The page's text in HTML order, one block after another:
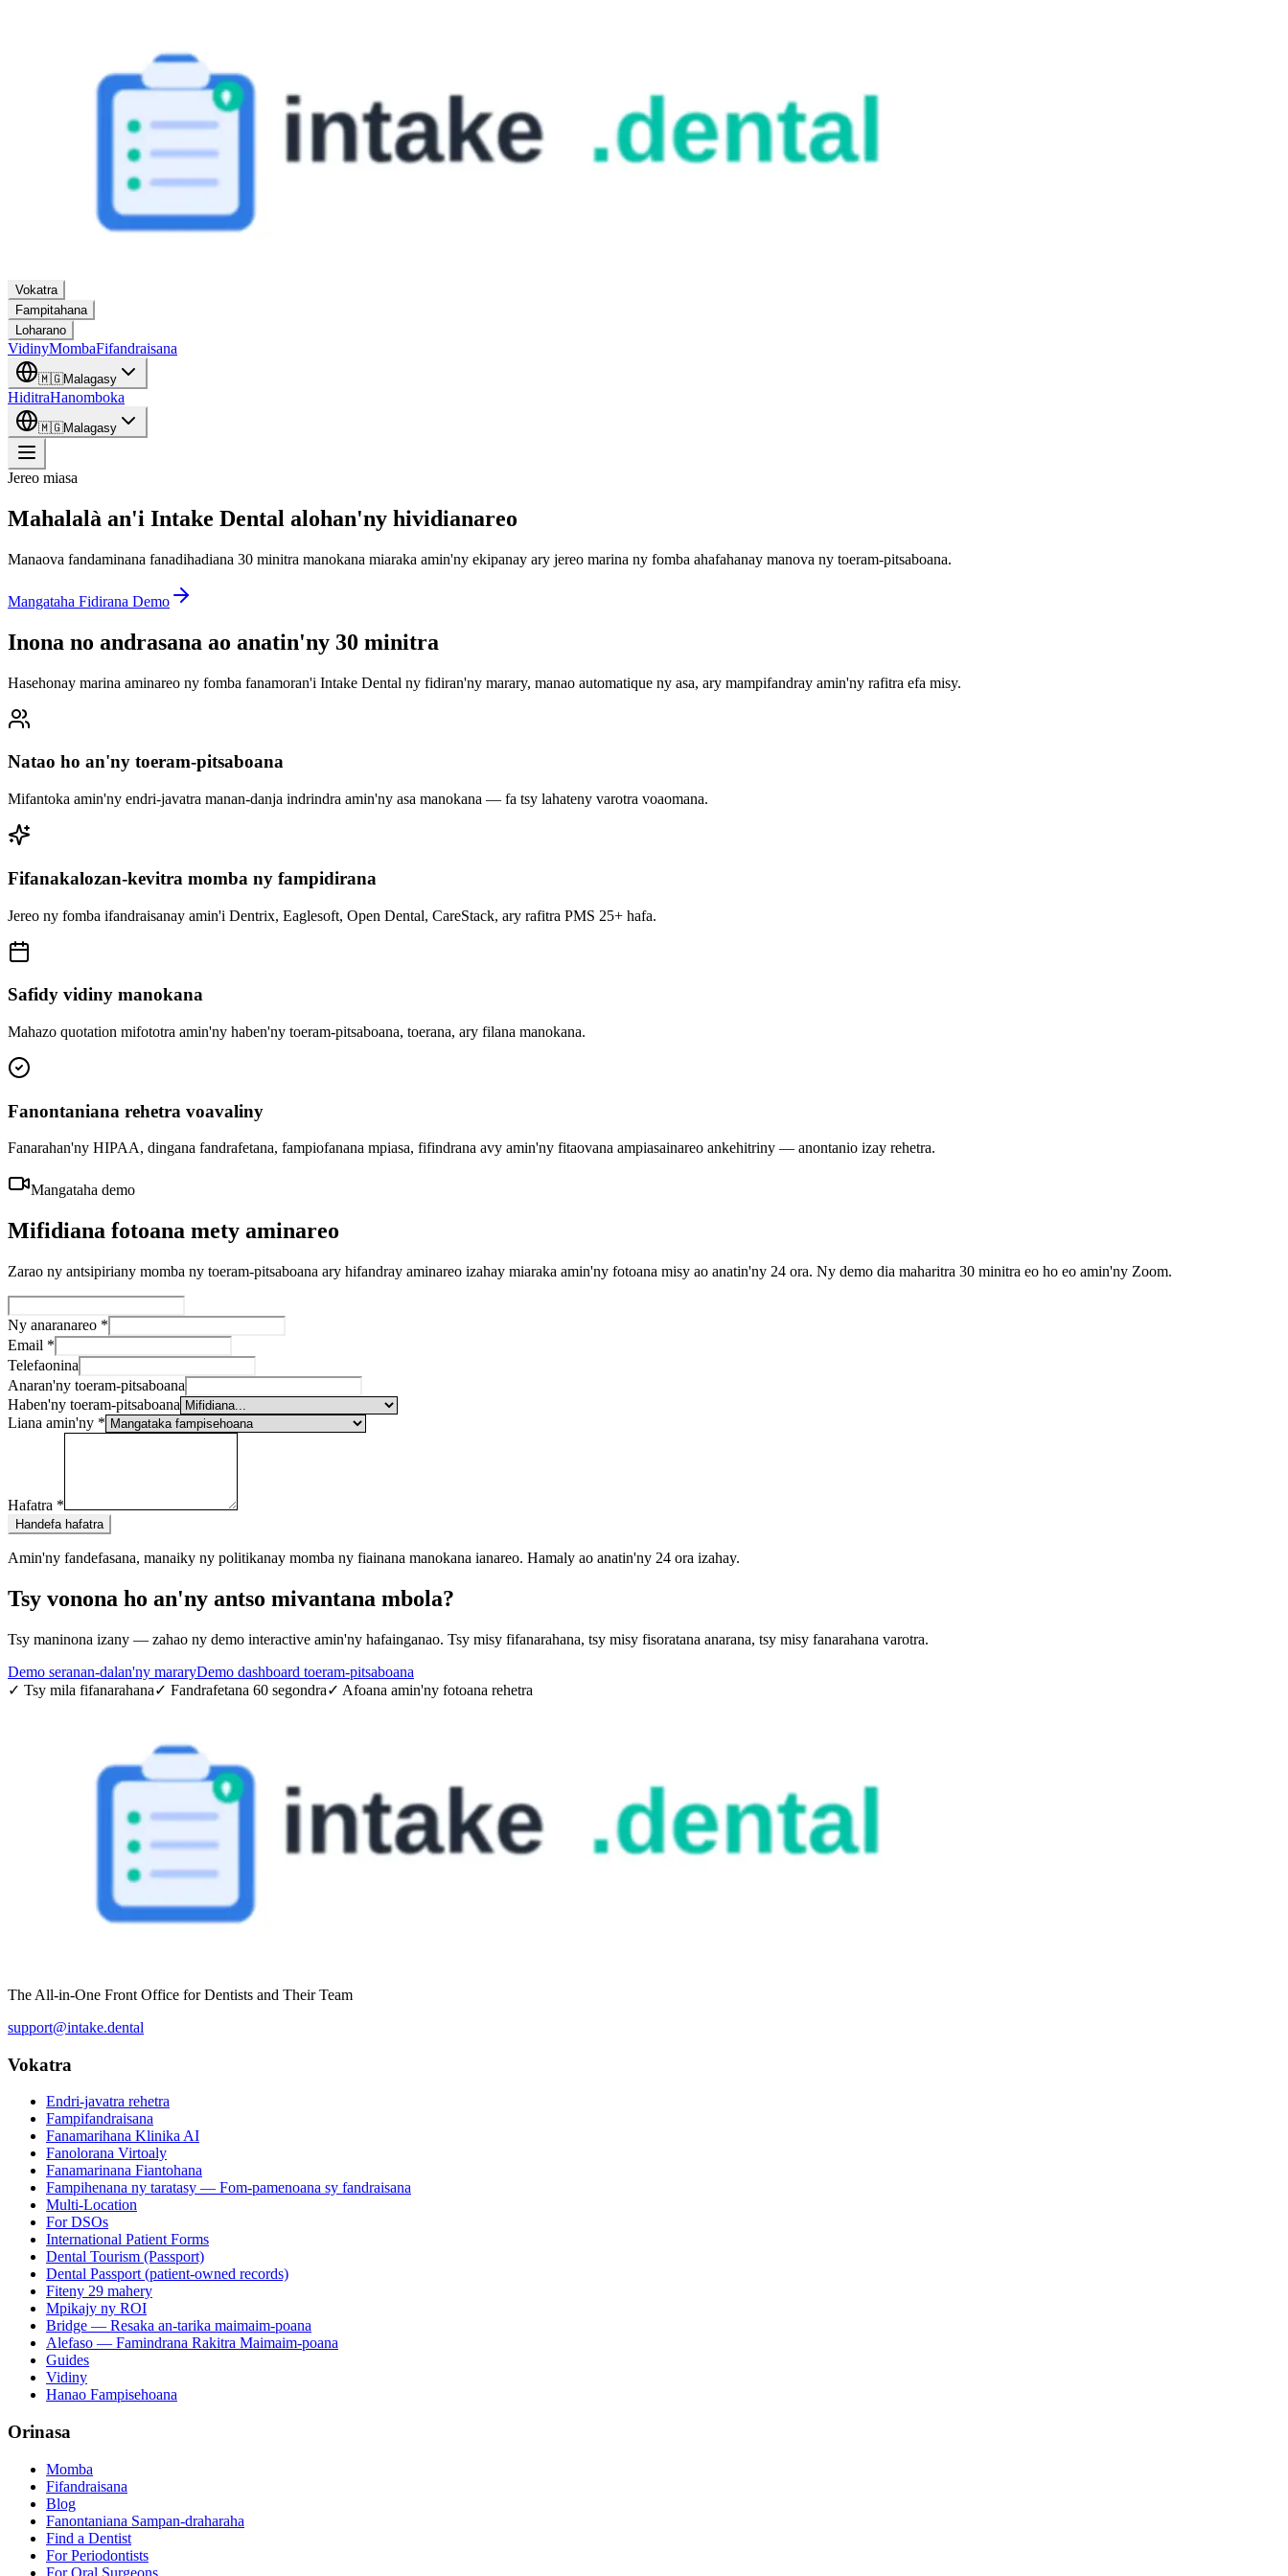
Vokatra
Fampitahana
Loharano
VidinyMombaFifandraisana
🇲🇬Malagasy
HiditraHanomboka
🇲🇬Malagasy
Jereo miasa
Mahalalà an'i Intake Dental alohan'ny hividianareo
Manaova fandaminana fanadihadiana 30 minitra manokana miaraka amin'ny ekipanay ary jereo marina ny fomba ahafahanay manova ny toeram-pitsaboana.
Mangataha Fidirana Demo
Inona no andrasana ao anatin'ny 30 minitra
Hasehonay marina aminareo ny fomba fanamoran'i Intake Dental ny fidiran'ny marary, manao automatique ny asa, ary mampifandray amin'ny rafitra efa misy.
Natao ho an'ny toeram-pitsaboana
Mifantoka amin'ny endri-javatra manan-danja indrindra amin'ny asa manokana — fa tsy lahateny varotra voaomana.
Fifanakalozan-kevitra momba ny fampidirana
Jereo ny fomba ifandraisanay amin'i Dentrix, Eaglesoft, Open Dental, CareStack, ary rafitra PMS 25+ hafa.
Safidy vidiny manokana
Mahazo quotation mifototra amin'ny haben'ny toeram-pitsaboana, toerana, ary filana manokana.
Fanontaniana rehetra voavaliny
Fanarahan'ny HIPAA, dingana fandrafetana, fampiofanana mpiasa, fifindrana avy amin'ny fitaovana ampiasainareo ankehitriny — anontanio izay rehetra.
Mangataha demo
Mifidiana fotoana mety aminareo
Zarao ny antsipiriany momba ny toeram-pitsaboana ary hifandray aminareo izahay miaraka amin'ny fotoana misy ao anatin'ny 24 ora. Ny demo dia maharitra 30 minitra eo ho eo amin'ny Zoom.
Ny anaranareo *
Email *
Telefaonina
Anaran'ny toeram-pitsaboana
Haben'ny toeram-pitsaboana
Liana amin'ny *
Hafatra *
Handefa hafatra
Amin'ny fandefasana, manaiky ny politikanay momba ny fiainana manokana ianareo. Hamaly ao anatin'ny 24 ora izahay.
Tsy vonona ho an'ny antso mivantana mbola?
Tsy maninona izany — zahao ny demo interactive amin'ny hafainganao. Tsy misy fifanarahana, tsy misy fisoratana anarana, tsy misy fanarahana varotra.
Demo seranan-dalan'ny mararyDemo dashboard toeram-pitsaboana
✓ Tsy mila fifanarahana✓ Fandrafetana 60 segondra✓ Afoana amin'ny fotoana rehetra
The All-in-One Front Office for Dentists and Their Team
support@intake.dental
Vokatra
Endri-javatra rehetra
Fampifandraisana
Fanamarihana Klinika AI
Fanolorana Virtoaly
Fanamarinana Fiantohana
Fampihenana ny taratasy — Fom-pamenoana sy fandraisana
Multi-Location
For DSOs
International Patient Forms
Dental Tourism (Passport)
Dental Passport (patient-owned records)
Fiteny 29 mahery
Mpikajy ny ROI
Bridge — Resaka an-tarika maimaim-poana
Alefaso — Famindrana Rakitra Maimaim-poana
Guides
Vidiny
Hanao Fampisehoana
Orinasa
Momba
Fifandraisana
Blog
Fanontaniana Sampan-draharaha
Find a Dentist
For Periodontists
For Oral Surgeons